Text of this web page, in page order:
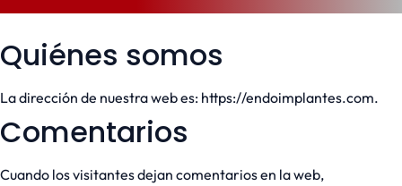
Quiénes somos
La dirección de nuestra web es: https://endoimplantes.com.
Comentarios
Cuando los visitantes dejan comentarios en la web,